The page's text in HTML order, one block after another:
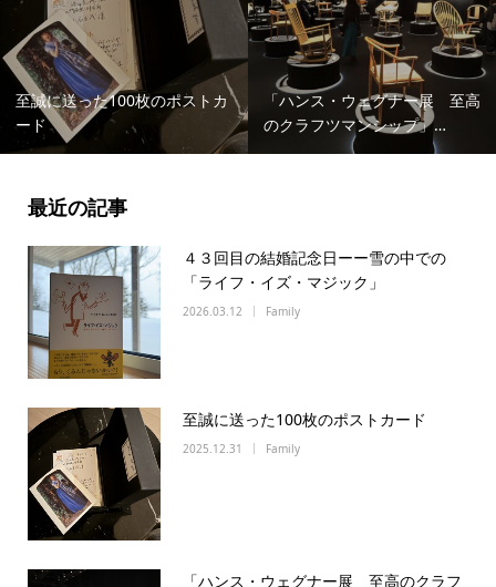
至誠に送った100枚のポストカ
ード
「ハンス・ウェグナー展 至高
のクラフツマンシップ」…
最近の記事
４３回目の結婚記念日ーー雪の中での
「ライフ・イズ・マジック」
2026.03.12 Family
至誠に送った100枚のポストカード
2025.12.31 Family
「ハンス・ウェグナー展 至高のクラフ